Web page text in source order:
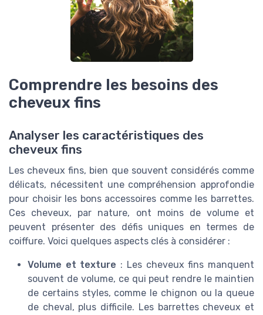
Comprendre les besoins des
cheveux fins
Analyser les caractéristiques des
cheveux fins
Les cheveux fins, bien que souvent considérés comme
délicats, nécessitent une compréhension approfondie
pour choisir les bons accessoires comme les barrettes.
Ces cheveux, par nature, ont moins de volume et
peuvent présenter des défis uniques en termes de
coiffure. Voici quelques aspects clés à considérer :
Volume et texture : Les cheveux fins manquent
souvent de volume, ce qui peut rendre le maintien
de certains styles, comme le chignon ou la queue
de cheval, plus difficile. Les barrettes cheveux et